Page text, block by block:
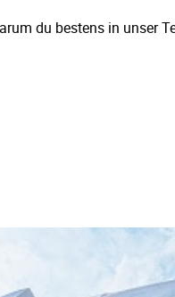
du bestens in unser